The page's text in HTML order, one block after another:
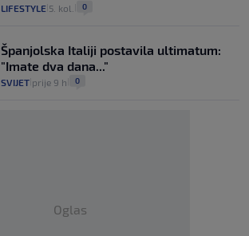
LIFESTYLE 5. kol. 0
Španjolska Italiji postavila ultimatum:
"Imate dva dana..."
SVIJET prije 9 h 0
Oglas